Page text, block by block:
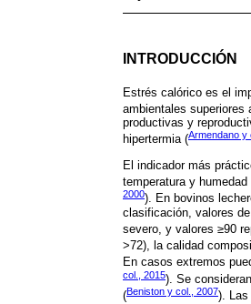
INTRODUCCIÓN
Estrés calórico es el
ambientales superiores
productivas y
hipertermia (Armendano y
El indicador más
temperatura y
2000). En bovinos
clasificación, valores
severo, y valores ≥90
>72), la calidad
En casos extremos
col., 2015). Se
(Beniston y col., 2007). Las